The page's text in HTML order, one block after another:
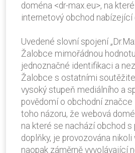
doména <dr-max.eu>, na
internetový obchod nabízející
Uvedené slovní spojení
Žalobce mimořádnou
jednoznačné identifikaci a
Žalobce s ostatními
vysoký stupeň mediálního a
povědomí o obchodní značce
toho názoru, že webová
na které se nachází obchod s
doplňky, je provozována nikoli
naopak záměrně vyvolávající